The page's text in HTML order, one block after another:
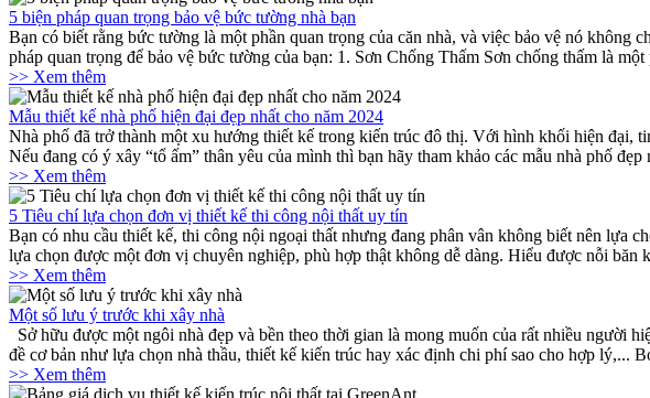
5 biện pháp quan trọng bảo vệ bức tường nhà bạn
Bạn có biết rằng bức tường là một phần quan trọng của căn nhà, và việc bảo vệ nó
pháp quan trọng để bảo vệ bức tường của bạn: 1. Sơn Chống Thấm Sơn chống thấm là
>> Xem thêm
Mẫu thiết kế nhà phố hiện đại đẹp nhất cho năm 2024
Nhà phố đã trở thành một xu hướng thiết kế trong kiến trúc đô thị. Với hình khối hiện đại,
Nếu đang có ý xây “tổ ấm” thân yêu của mình thì bạn hãy tham khảo các mẫu nhà phố
>> Xem thêm
5 Tiêu chí lựa chọn đơn vị thiết kế thi công nội thất uy tín
Bạn có nhu cầu thiết kế, thi công nội ngoại thất nhưng đang phân vân không biết nên lựa
lựa chọn được một đơn vị chuyên nghiệp, phù hợp thật không dễ dàng. Hiểu được nỗi
>> Xem thêm
Một số lưu ý trước khi xây nhà
Sở hữu được một ngôi nhà đẹp và bền theo thời gian là mong muốn của rất nhiều người
đề cơ bản như lựa chọn nhà thầu, thiết kế kiến trúc hay xác định chi phí sao cho hợp
>> Xem thêm